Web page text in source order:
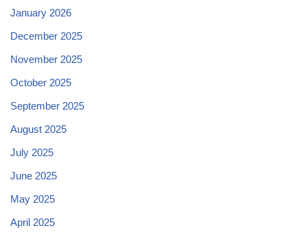
January 2026
December 2025
November 2025
October 2025
September 2025
August 2025
July 2025
June 2025
May 2025
April 2025